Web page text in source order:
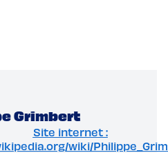
Grimbert
Site internet :
wiki/